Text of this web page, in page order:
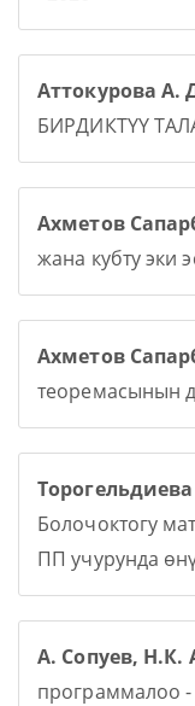
Аттокурова А.
БИРДИКТҮҮ
Ахметов
жана кубту эки
Ахметов
теоремасынын
Болочоктогу
ПП учурунда
А. Сопуев, Н.К.
программалоо